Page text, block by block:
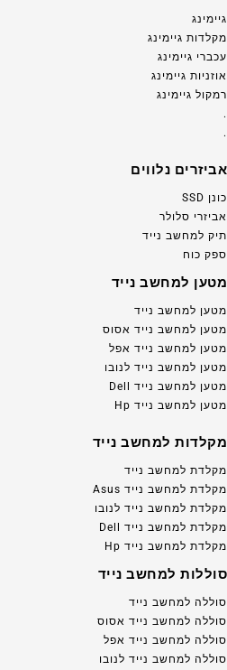
גיימינג
מקלדות גיימינג
עכברי גיימינג
אוזניות גיימינג
רמקול גיימינג
.
.
אביזרים נלווים
כונן SSD
אביזרי סלולר
תיק למחשב נייד
ספק כוח
מטען למחשב נייד
מטען למחשב נייד
מטען למחשב נייד אסוס
מטען למחשב נייד אפל
מטען למחשב נייד לנובו
מטען למחשב נייד Dell
מטען למחשב נייד Hp
מקלדות למחשב נייד
מקלדת למחשב נייד
מקלדת למחשב נייד Asus
מקלדת למחשב נייד לנובו
מקלדת למחשב נייד Dell
מקלדת למחשב נייד Hp
סוללות למחשב נייד
סוללה למחשב נייד
סוללה למחשב נייד אסוס
סוללה למחשב נייד אפל
סוללה למחשב נייד לנובו